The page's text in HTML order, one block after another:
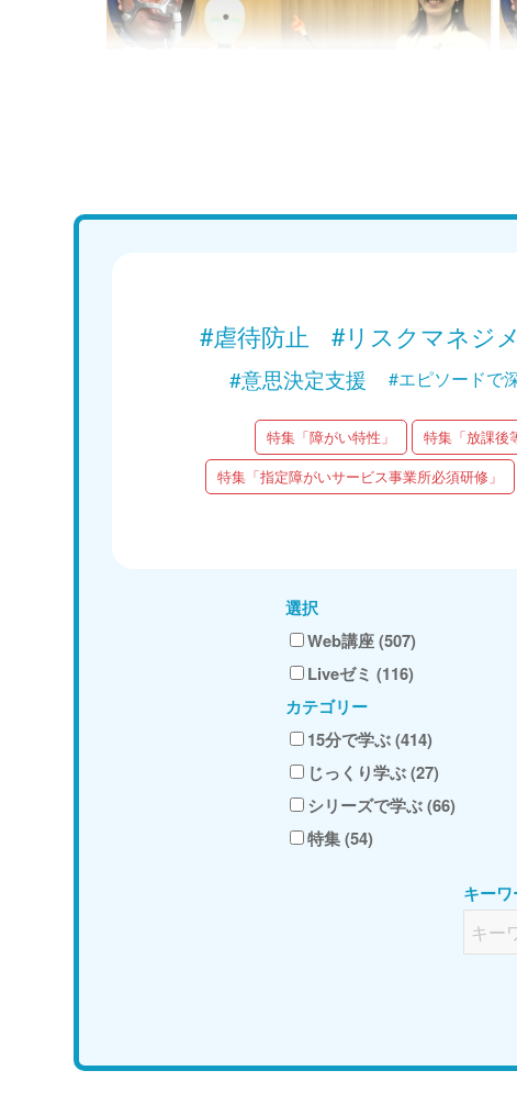
#虐待防止 #リスクマネジ
#意思決定支援
#エピソードで
特集「障がい特性」 特集「放課後
特集「指定障がいサービス事業所必須研修」
選択
Web講座 (507)
Liveゼミ (116)
カテゴリー
15分で学ぶ (414)
じっくり学ぶ (27)
シリーズで学ぶ (66)
特集 (54)
キーワ